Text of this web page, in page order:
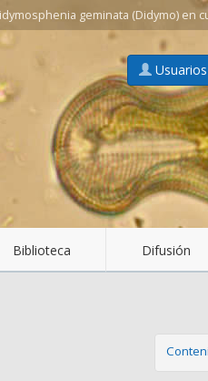
geminata (Didymo) en
Biblioteca Difusión